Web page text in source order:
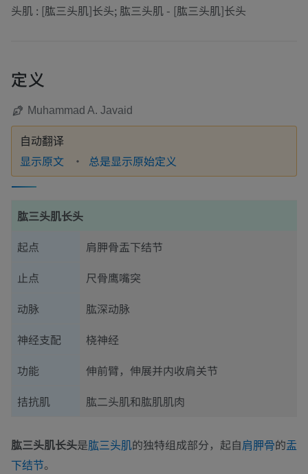
头肌 : [肱三头肌]长头; 肱三头肌 - [肱三头肌]长头
定义
Muhammad A. Javaid
自动翻译
显示原文 总是显示原始定义
肱三头肌长头
起点
肩胛骨盂下结节
止点
尺骨鹰嘴突
动脉
肱深动脉
神经支配
桡神经
功能
伸前臂，伸展并内收肩关节
拮抗肌
肱二头肌和肱肌肌肉
肱三头肌长头是肱三头肌的独特组成部分，起自肩胛骨的盂
下结节。